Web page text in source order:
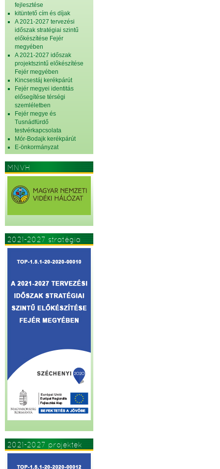
fejlesztése
kitüntető cím és díjak
A 2021-2027 tervezési
időszak stratégiai szintű
előkészítése Fejér
megyében
A 2021-2027 időszak
projektszintű előkészítése
Fejér megyében
Kincsestáj kerékpárút
Fejér megyei identitás
elősegítése térségi
szemléletben
Fejér megye és
Tusnádfürdő
testvérkapcsolata
Mór-Bodajk kerékpárút
E-önkormányzat
MNVH
2021-2027 stratégia
2021-2027 projektek